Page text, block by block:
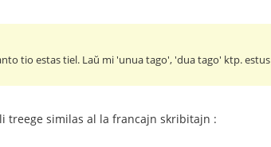
tio estas tiel. Laŭ mi 'unua tago', 'dua tago' ktp.
treege similas al la francajn skribitajn :